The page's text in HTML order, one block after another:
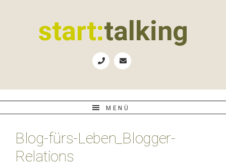
start:talking
B2B-
Unternehmen,
Social
Manager
und
PR-
MENÜ
Blog-fürs-Leben_Blogger-
Relations